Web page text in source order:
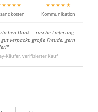
★★★★★
Kommunikation
Dank – rasche Lieferung,
verpackt, große Freude, gern
Käufer, verifizierter Kauf